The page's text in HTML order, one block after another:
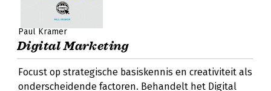
Paul Kramer
Digital Marketing
Focust op strategische basiskennis en creativiteit als
onderscheidende factoren. Behandelt het Digital